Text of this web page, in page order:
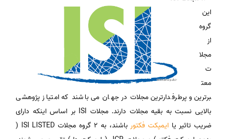
این
گروه
از
مجلا
ت
معت
برترین و پرطرفدارترین مجلات در جهان می باشند که امتیاز پژوهشی
بالایی نسبت به بقیه مجلات دارند. مجلات ISI بر اساس اینکه دارای
ضریب تاثیر یا ایمپکت فکتور
باشند، به 2 گروه مجلات ISI LISTED (